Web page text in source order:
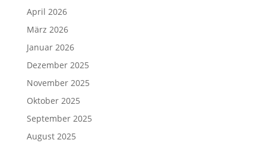
April 2026
März 2026
Januar 2026
Dezember 2025
November 2025
Oktober 2025
September 2025
August 2025